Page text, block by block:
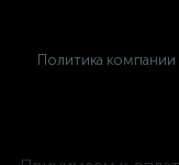
Политика